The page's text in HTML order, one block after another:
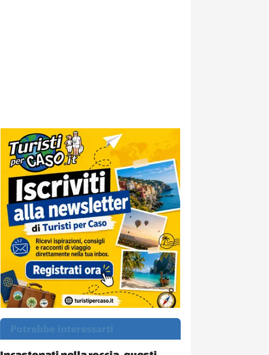
Potrebbe interessarti